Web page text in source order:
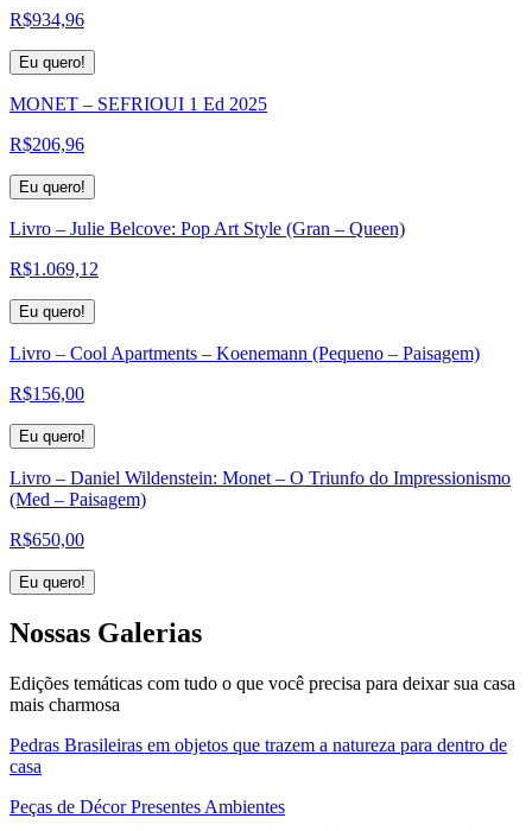
R$934,96
Eu quero!
MONET – SEFRIOUI 1 Ed 2025
R$206,96
Eu quero!
Livro – Julie Belcove: Pop Art Style (Gran – Queen)
R$1.069,12
Eu quero!
Livro – Cool Apartments – Koenemann (Pequeno – Paisagem)
R$156,00
Eu quero!
Livro – Daniel Wildenstein: Monet – O Triunfo do Impressionismo
(Med – Paisagem)
R$650,00
Eu quero!
Nossas Galerias
Edições temáticas com tudo o que você precisa para deixar sua casa
mais charmosa
Pedras Brasileiras em objetos que trazem a natureza para dentro de
casa
Peças de Décor Presentes Ambientes